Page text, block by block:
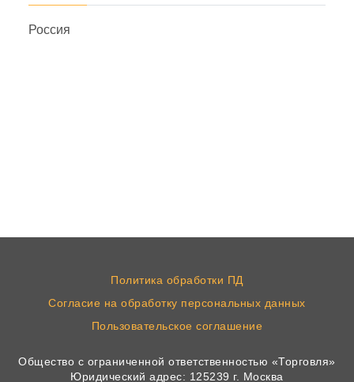
Россия
Политика обработки ПД
Согласие на обработку персональных данных
Пользовательское соглашение
Общество с ограниченной ответственностью «Торговля»
Юридический адрес: 125239 г. Москва